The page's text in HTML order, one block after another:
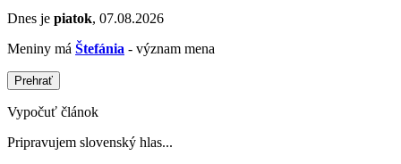
Dnes je piatok, 07.08.2026
Meniny má Štefánia - význam mena
Prehrať
Vypočuť článok
Pripravujem slovenský hlas...